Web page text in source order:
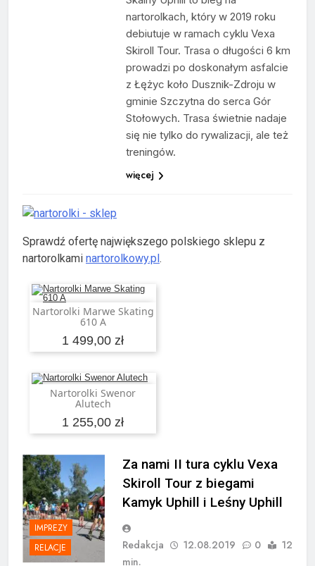
nartorolkach, który w 2019 roku
debiutuje w ramach cyklu Vexa
Skiroll Tour. Trasa o długości 6 km
prowadzi po doskonałym asfalcie
z Łężyc koło Dusznik-Zdroju w
gminie Szczytna do serca Gór
Stołowych. Trasa świetnie nadaje
się nie tylko do rywalizacji, ale też
treningów.
więcej
Sprawdź ofertę największego polskiego sklepu z
nartorolkami nartorolkowy.pl.
Nartorolki Marwe Skating
610 A
1 499,00 zł
Dodaj do koszyka
Nartorolki Swenor
Alutech
1 255,00 zł
Dodaj do koszyka
IMPREZY
RELACJE
Za nami II tura cyklu Vexa
Skiroll Tour z biegami
Kamyk Uphill i Leśny Uphill
Redakcja 12.08.2019 0
12
min.